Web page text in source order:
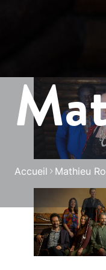
Accueil Mathieu